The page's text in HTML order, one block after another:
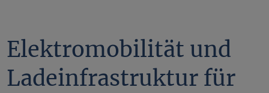
Elektromobilität und
Ladeinfrastruktur für